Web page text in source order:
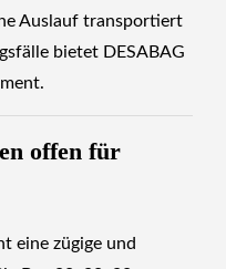
Auslauf transportiert
bietet DESABAG
offen für
eine zügige und